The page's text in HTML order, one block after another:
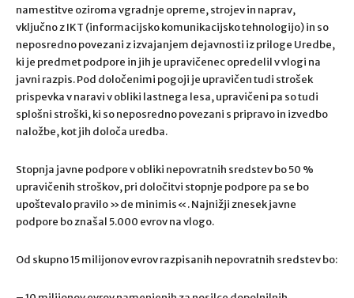
namestitve oziroma vgradnje opreme, strojev in naprav,
vključno z IKT (informacijsko komunikacijsko tehnologijo) in so
neposredno povezani z izvajanjem dejavnosti iz priloge Uredbe,
ki je predmet podpore in jih je upravičenec opredelil v vlogi na
javni razpis. Pod določenimi pogoji je upravičen tudi strošek
prispevka v naravi v obliki lastnega lesa, upravičeni pa so tudi
splošni stroški, ki so neposredno povezani s pripravo in izvedbo
naložbe, kot jih določa uredba.
Stopnja javne podpore v obliki nepovratnih sredstev bo 50 %
upravičenih stroškov, pri določitvi stopnje podpore pa se bo
upoštevalo pravilo »de minimis«. Najnižji znesek javne
podpore bo znašal 5.000 evrov na vlogo.
Od skupno 15 milijonov evrov razpisanih nepovratnih sredstev bo: